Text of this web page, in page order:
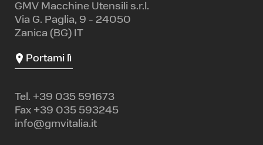
GMV Macchine Utensili s.r.l.
Via G. Paglia, 9 - 24050
Zanica (BG) IT
Portami lì
Tel. +39 035 591673
Fax +39 035 593245
info@gmvitalia.it